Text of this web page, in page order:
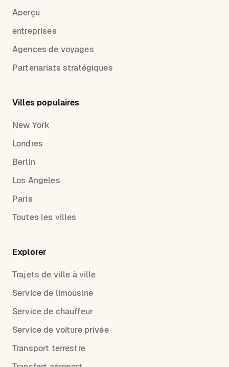
Aperçu
entreprises
Agences de voyages
Partenariats stratégiques
Villes populaires
New York
Londres
Berlin
Los Angeles
Paris
Toutes les villes
Explorer
Trajets de ville à ville
Service de limousine
Service de chauffeur
Service de voiture privée
Transport terrestre